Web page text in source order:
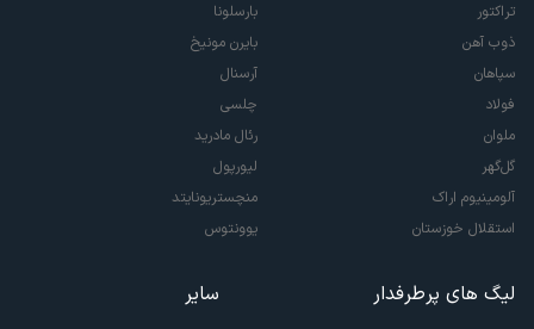
تراکتور
ذوب آهن
سپاهان
فولاد
ملوان
گل‌گهر
آلومینیوم اراک
استقلال خوزستان
بارسلونا
بایرن مونیخ
آرسنال
چلسی
رئال مادرید
لیورپول
منچستریونایتد
یوونتوس
لیگ های پرطرفدار سایر